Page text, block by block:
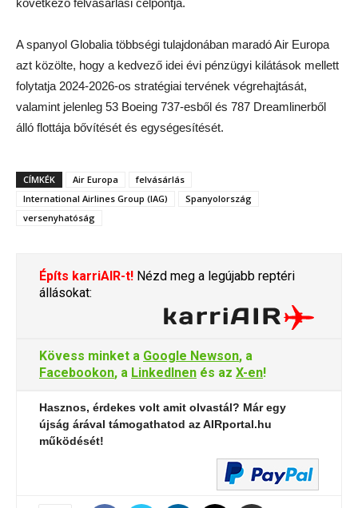
következő felvásárlási célpontja.
A spanyol Globalia többségi tulajdonában maradó Air Europa
azt közölte, hogy a kedvező idei évi pénzügyi kilátások mellett
folytatja 2024-2026-os stratégiai tervének végrehajtását,
valamint jelenleg 53 Boeing 737-esből és 787 Dreamlinerből
álló flottája bővítését és egységesítését.
CÍMKÉK Air Europa
felvásárlás
International Airlines Group (IAG)
Spanyolország
versenyhatóság
Építs karriAIR-t! Nézd meg a legújabb reptéri
állásokat:
Kövess minket a Google Newson, a
Facebookon, a LinkedInen és az X-en!
Hasznos, érdekes volt amit olvastál? Már egy
újság árával támogathatod az AIRportal.hu
működését!